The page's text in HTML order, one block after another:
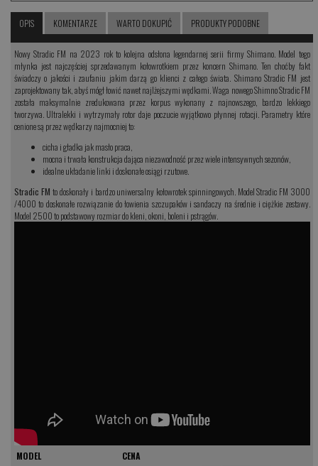
OPIS KOMENTARZE WARTO DOKUPIĆ PRODUKTY PODOBNE
Nowy Stradic FM na 2023 rok to kolejna odsłona legendarnej serii firmy Shimano. Model tego
młynka jest najczęściej sprzedawanym kołowrotkiem przez koncern Shimano. Ten choćby fakt
świadczy o jakości i zaufaniu jakim darzą go klienci z całego świata. Shimano Stradic FM jest
zaprojektowany tak, abyś mógł łowić nawet najlżejszymi wędkami. Waga nowego Shimno Stradic FM
została maksymalnie zredukowana przez korpus wykonany z najnowszego, bardzo lekkiego
tworzywa. Ultralekki i wytrzymały rotor daje poczucie wyjątkowo płynnej rotacji. Parametry które
cenione są przez wędkarzy najmocniej to:
cicha i gładka jak masło praca,
mocna i trwała konstrukcja dająca niezawodność przez wiele intensywnych sezonów,
idealne układanie linki i doskonałe osiągi rzutowe.
Stradic FM to doskonały i bardzo uniwersalny kołowrotek spinningowych. Model Stradic FM 3000
/4000 to doskonałe rozwiązanie do łowienia szczupaków i sandaczy na średnie i ciężkie zestawy.
Model 2500 to podstawowy rozmiar do kleni, okoni, boleni i pstrągów.
MODEL
CENA